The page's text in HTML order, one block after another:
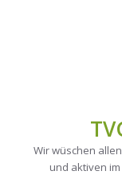
Wir wüschen
und aktiven